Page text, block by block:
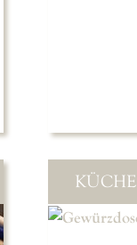
KÜCHE